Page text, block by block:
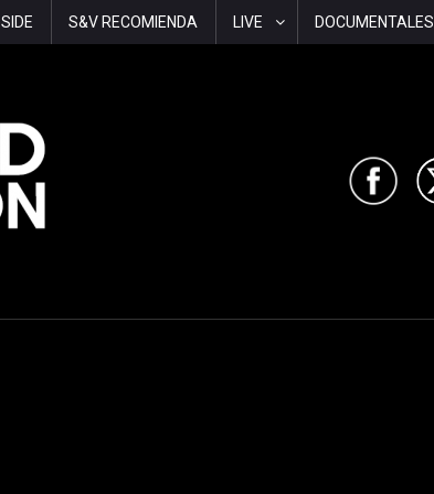
S&V RECOMIENDA LIVE DOCUMENTALES